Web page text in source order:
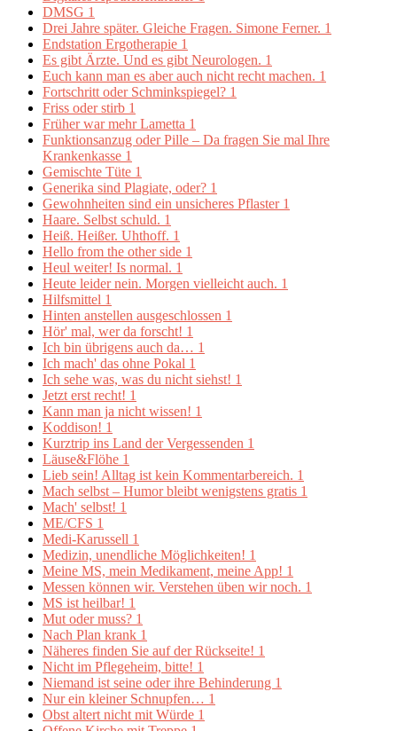
DMSG 1
Drei Jahre später. Gleiche Fragen. Simone Ferner. 1
Endstation Ergotherapie 1
Es gibt Ärzte. Und es gibt Neurologen. 1
Euch kann man es aber auch nicht recht machen. 1
Fortschritt oder Schminkspiegel? 1
Friss oder stirb 1
Früher war mehr Lametta 1
Funktionsanzug oder Pille – Da fragen Sie mal Ihre
Krankenkasse 1
Gemischte Tüte 1
Generika sind Plagiate, oder? 1
Gewohnheiten sind ein unsicheres Pflaster 1
Haare. Selbst schuld. 1
Heiß. Heißer. Uhthoff. 1
Hello from the other side 1
Heul weiter! Is normal. 1
Heute leider nein. Morgen vielleicht auch. 1
Hilfsmittel 1
Hinten anstellen ausgeschlossen 1
Hör' mal, wer da forscht! 1
Ich bin übrigens auch da… 1
Ich mach' das ohne Pokal 1
Ich sehe was, was du nicht siehst! 1
Jetzt erst recht! 1
Kann man ja nicht wissen! 1
Koddison! 1
Kurztrip ins Land der Vergessenden 1
Läuse&Flöhe 1
Lieb sein! Alltag ist kein Kommentarbereich. 1
Mach selbst – Humor bleibt wenigstens gratis 1
Mach' selbst! 1
ME/CFS 1
Medi-Karussell 1
Medizin, unendliche Möglichkeiten! 1
Meine MS, mein Medikament, meine App! 1
Messen können wir. Verstehen üben wir noch. 1
MS ist heilbar! 1
Mut oder muss? 1
Nach Plan krank 1
Näheres finden Sie auf der Rückseite! 1
Nicht im Pflegeheim, bitte! 1
Niemand ist seine oder ihre Behinderung 1
Nur ein kleiner Schnupfen… 1
Obst altert nicht mit Würde 1